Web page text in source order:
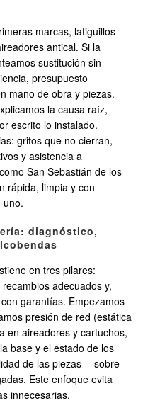
marcas, latiguillos
antical. Si la
sustitución sin
presupuesto
mano de obra y piezas.
la causa raíz,
escrito lo instalado.
grifos que no cierran,
y asistencia a
San Sebastián de los
rápida, limpia y con
uno.
diagnóstico,
en tres pilares:
adecuados y,
garantías. Empezamos
presión de red (estática
en aireadores y cartuchos,
base y el estado de los
de las piezas —sobre
Este enfoque evita
innecesarias.